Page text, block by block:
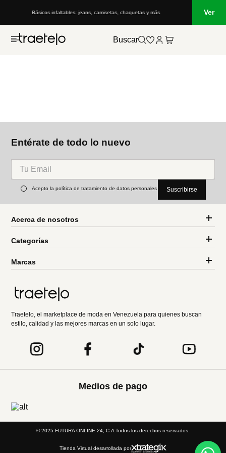
Básicos infaltables: jeans, camisetas, chaquetas y más Ver
Buscar
Entérate de todo lo nuevo
Acepto la política de tratamiento de datos personales Suscribirse
Acerca de nosotros
Categorías
Marcas
Traetelo, el marketplace de moda en Venezuela para quienes buscan
estilo, calidad y las mejores marcas en un solo lugar.
Medios de pago
© 2025 FUTURA ONLINE 24, C.A Todos los derechos reservados.
Tienda Virtual desarrollada por